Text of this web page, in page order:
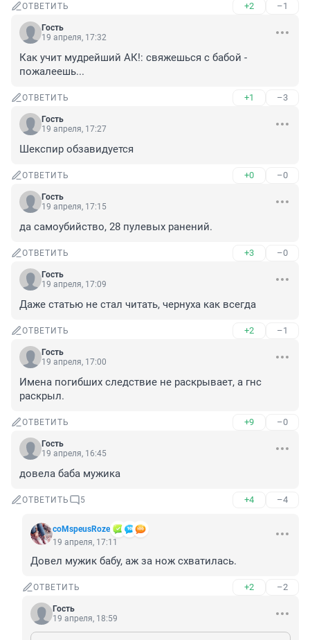
ОТВЕТИТЬ +2 –1
Гость
19 апреля, 17:32
Как учит мудрейший АК!: свяжешься с бабой -
пожалеешь...
ОТВЕТИТЬ +1 –3
Гость
19 апреля, 17:27
Шекспир обзавидуется
ОТВЕТИТЬ +0 –0
Гость
19 апреля, 17:15
да самоубийство, 28 пулевых ранений.
ОТВЕТИТЬ +3 –0
Гость
19 апреля, 17:09
Даже статью не стал читать, чернуха как всегда
ОТВЕТИТЬ +2 –1
Гость
19 апреля, 17:00
Имена погибших следствие не раскрывает, а гнс
раскрыл.
ОТВЕТИТЬ +9 –0
Гость
19 апреля, 16:45
довела баба мужика
ОТВЕТИТЬ 5 +4 –4
coMspeusRoze
19 апреля, 17:11
Довел мужик бабу, аж за нож схватилась.
ОТВЕТИТЬ +2 –2
Гость
19 апреля, 18:59